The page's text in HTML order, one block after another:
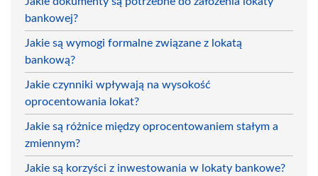
bankowej?
Jakie są wymogi formalne związane z lokatą
bankową?
Jakie czynniki wpływają na wysokość
oprocentowania lokat?
Jakie są różnice między oprocentowaniem stałym a
zmiennym?
Jakie są korzyści z inwestowania w lokaty bankowe?